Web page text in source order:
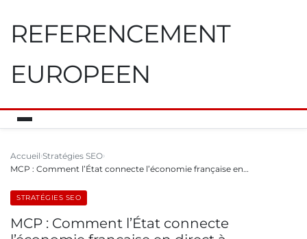
REFERENCEMENT
EUROPEEN
Accueil Stratégies SEO
MCP : Comment l’État connecte l’économie française en…
STRATÉGIES SEO
MCP : Comment l’État connecte